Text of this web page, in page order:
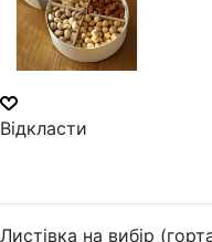
Відкласти
Листівка на вибір